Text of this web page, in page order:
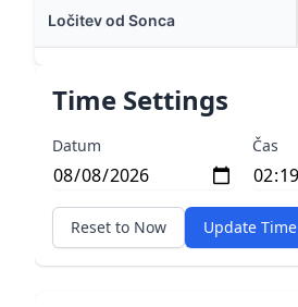
Ločitev od Sonca
Time Settings
Datum Čas
Reset to Now Update Time